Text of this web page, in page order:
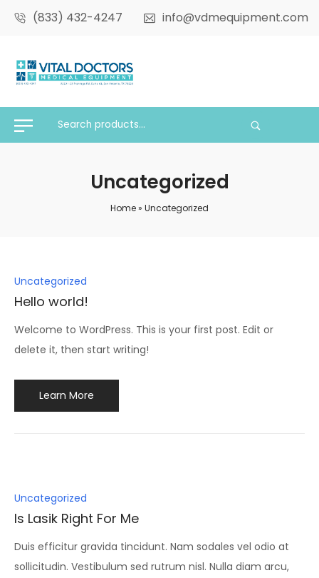
(833) 432-4247 info@vdmequipment.com
Uncategorized
Home» Uncategorized
Posted
in
Uncategorized
Hello world!
Welcome to WordPress. This is your first post. Edit or
delete it, then start writing!
Learn More
Posted
in
Uncategorized
Is Lasik Right For Me
Duis efficitur gravida tincidunt. Nam sodales vel odio at
sollicitudin. Vestibulum sed rutrum nisl. Nulla diam arcu,